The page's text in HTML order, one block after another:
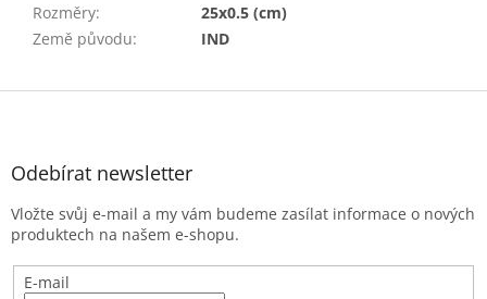
Rozměry:
25x0.5 (cm)
Země původu: IND
Z
Odebírat newsletter
Vložte svůj e-mail a my vám budeme zasílat informace o nových
produktech na našem e-shopu.
E-mail